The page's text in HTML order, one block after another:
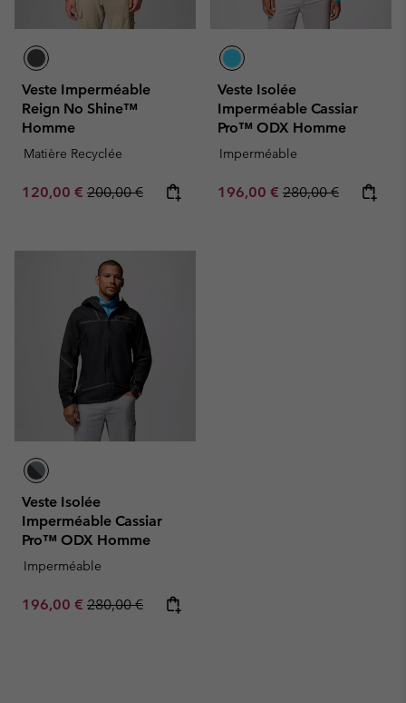
Veste Imperméable
Reign No Shine™
Homme
Matière Recyclée
Sale price:
120,00 € Regular price:
200,00 €
Veste Isolée
Imperméable Cassiar
Pro™ ODX Homme
Imperméable
Sale price:
196,00 € Regular price:
280,00 €
Veste Isolée
Imperméable Cassiar
Pro™ ODX Homme
Imperméable
Sale price:
196,00 € Regular price:
280,00 €